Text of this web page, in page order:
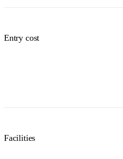
Entry cost
Facilities